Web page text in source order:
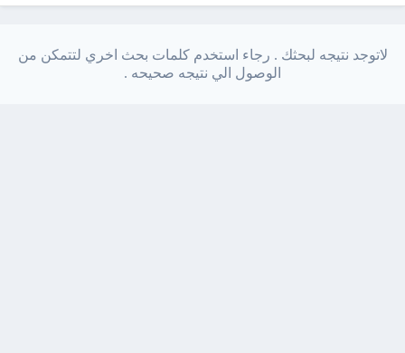
لاتوجد نتيجه لبحثك . رجاء استخدم كلمات بحث اخري لتتمكن من
الوصول الي نتيجه صحيحه .